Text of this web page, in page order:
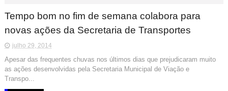
Tempo bom no fim de semana colabora para
novas ações da Secretaria de Transportes
julho 29, 2014
Apesar das frequentes chuvas nos últimos dias que prejudicaram muito
as ações desenvolvidas pela Secretaria Municipal de Viação e
Transpo...